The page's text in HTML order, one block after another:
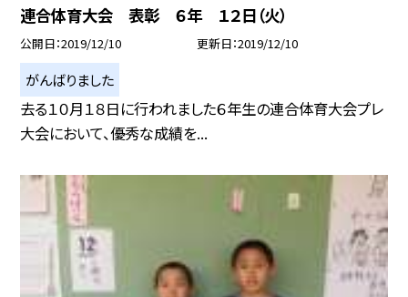
連合体育大会 表彰 ６年 １２日（火）
公開日 2019/12/10 更新日 2019/12/10
がんばりました
去る１０月１８日に行われました６年生の連合体育大会プレ
大会において、優秀な成績を...